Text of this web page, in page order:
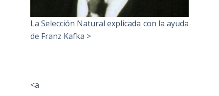
La Selección Natural explicada con la ayuda
de Franz Kafka >
<a